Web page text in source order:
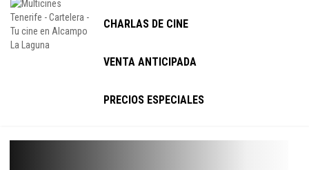
CHARLAS DE CINE
VENTA ANTICIPADA
PRECIOS ESPECIALES